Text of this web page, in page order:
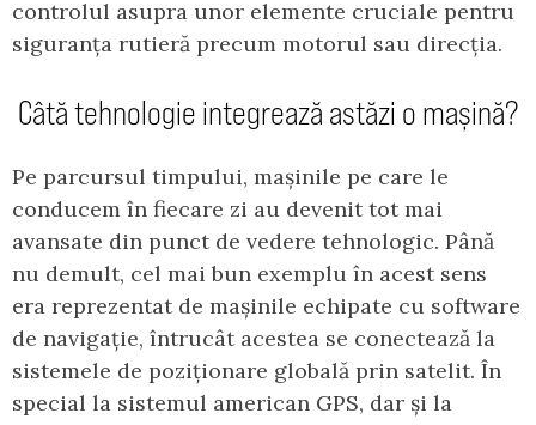
controlul asupra unor elemente cruciale pentru
siguranța rutieră precum motorul sau direcția.
Câtă tehnologie integrează astăzi o mașină?
Pe parcursul timpului, mașinile pe care le
conducem în fiecare zi au devenit tot mai
avansate din punct de vedere tehnologic. Până
nu demult, cel mai bun exemplu în acest sens
era reprezentat de mașinile echipate cu software
de navigație, întrucât acestea se conectează la
sistemele de poziționare globală prin satelit. În
special la sistemul american GPS, dar și la